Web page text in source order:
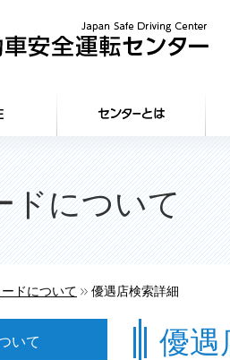
ドについて
ードについて >> 優遇店検索詳細
優遇
いて